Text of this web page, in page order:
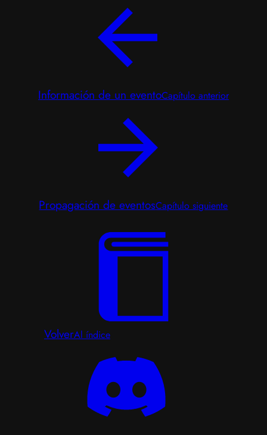
Información de un eventoCapítulo anterior
Propagación de eventosCapítulo siguiente
VolverAl índice